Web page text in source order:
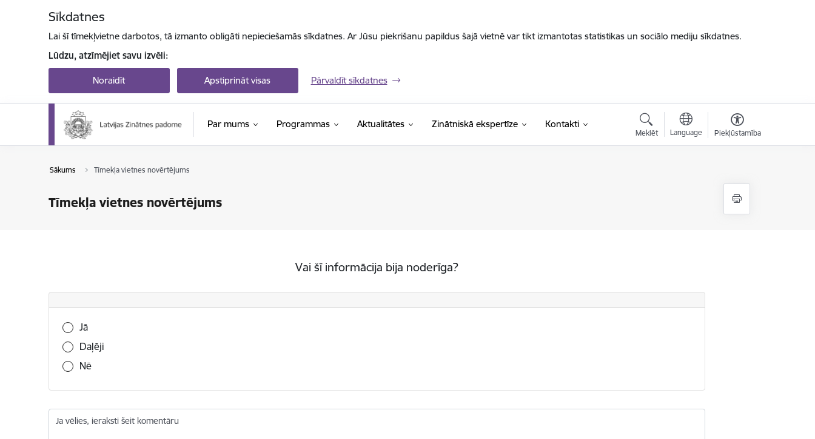
Sīkdatnes
Lai šī tīmekļvietne darbotos, tā izmanto obligāti nepieciešamās sīkdatnes. Ar Jūsu piekrišanu papildus šajā vietnē var tikt izmantotas statistikas un sociālo mediju sīkdatnes.
Lūdzu, atzīmējiet savu izvēli:
Noraidīt Apstiprināt visas Pārvaldīt sīkdatnes
Par mums Programmas Aktualitātes Zinātniskā ekspertīze Kontakti
Meklēt Language Piekļūstamība
Sākums Tīmekļa vietnes novērtējums
Tīmekļa vietnes novērtējums
Vai šī informācija bija noderīga?
Vai šī informācija bija noderīga?
Jā
Daļēji
Nē
Ja vēlies, ieraksti šeit komentāru